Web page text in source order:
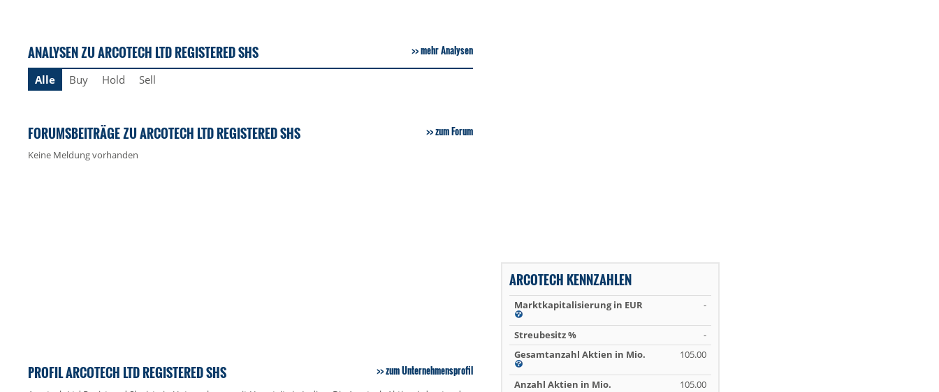
ANALYSEN ZU ARCOTECH LTD REGISTERED SHS mehr Analysen
Alle Buy Hold Sell
FORUMSBEITRÄGE ZU ARCOTECH LTD REGISTERED SHS zum Forum
Keine Meldung vorhanden
PROFIL ARCOTECH LTD REGISTERED SHS zum Unternehmensprofil
ARCOTECH KENNZAHLEN
Marktkapitalisierung in EUR -
Streubesitz %
-
Gesamtanzahl Aktien in Mio.
105.00
Anzahl Aktien in Mio.
105.00